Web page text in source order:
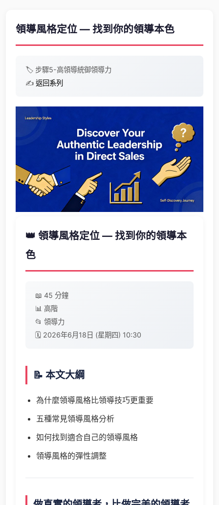
領導風格定位 — 找到你的領導本色
🏷️ 步驟5-高領導統御領導力
✍️ 返回系列
👑 領導風格定位 — 找到你的領導本
色
📖 45 分鐘
📊 高階
📂 領導力
🗓️ 2026年6月18日 (星期四) 10:30
📝 本文大綱
為什麼領導風格比領導技巧更重要
五種常見領導風格分析
如何找到適合自己的領導風格
領導風格的彈性調整